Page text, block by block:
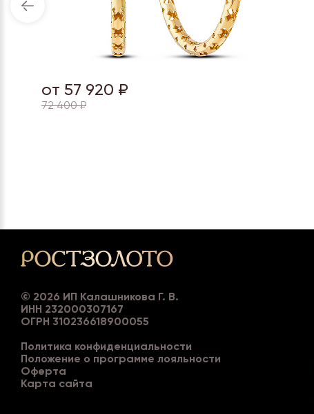
от 57 920 ₽
72 400 ₽
© 2026 ИП Калашникова Г. В.
ИНН 232000307167
ОГРН 310236618900055
Политика конфиденциальности
Положение о программе лояльности
Оферта
Карта сайта